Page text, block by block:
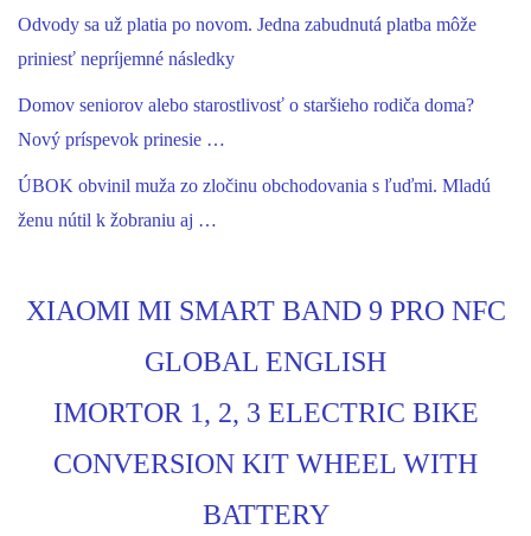
Odvody sa už platia po novom. Jedna zabudnutá platba môže
priniesť nepríjemné následky
Domov seniorov alebo starostlivosť o staršieho rodiča doma?
Nový príspevok prinesie …
ÚBOK obvinil muža zo zločinu obchodovania s ľuďmi. Mladú
ženu nútil k žobraniu aj …
XIAOMI MI SMART BAND 9 PRO NFC
GLOBAL ENGLISH
IMORTOR 1, 2, 3 ELECTRIC BIKE
CONVERSION KIT WHEEL WITH
BATTERY